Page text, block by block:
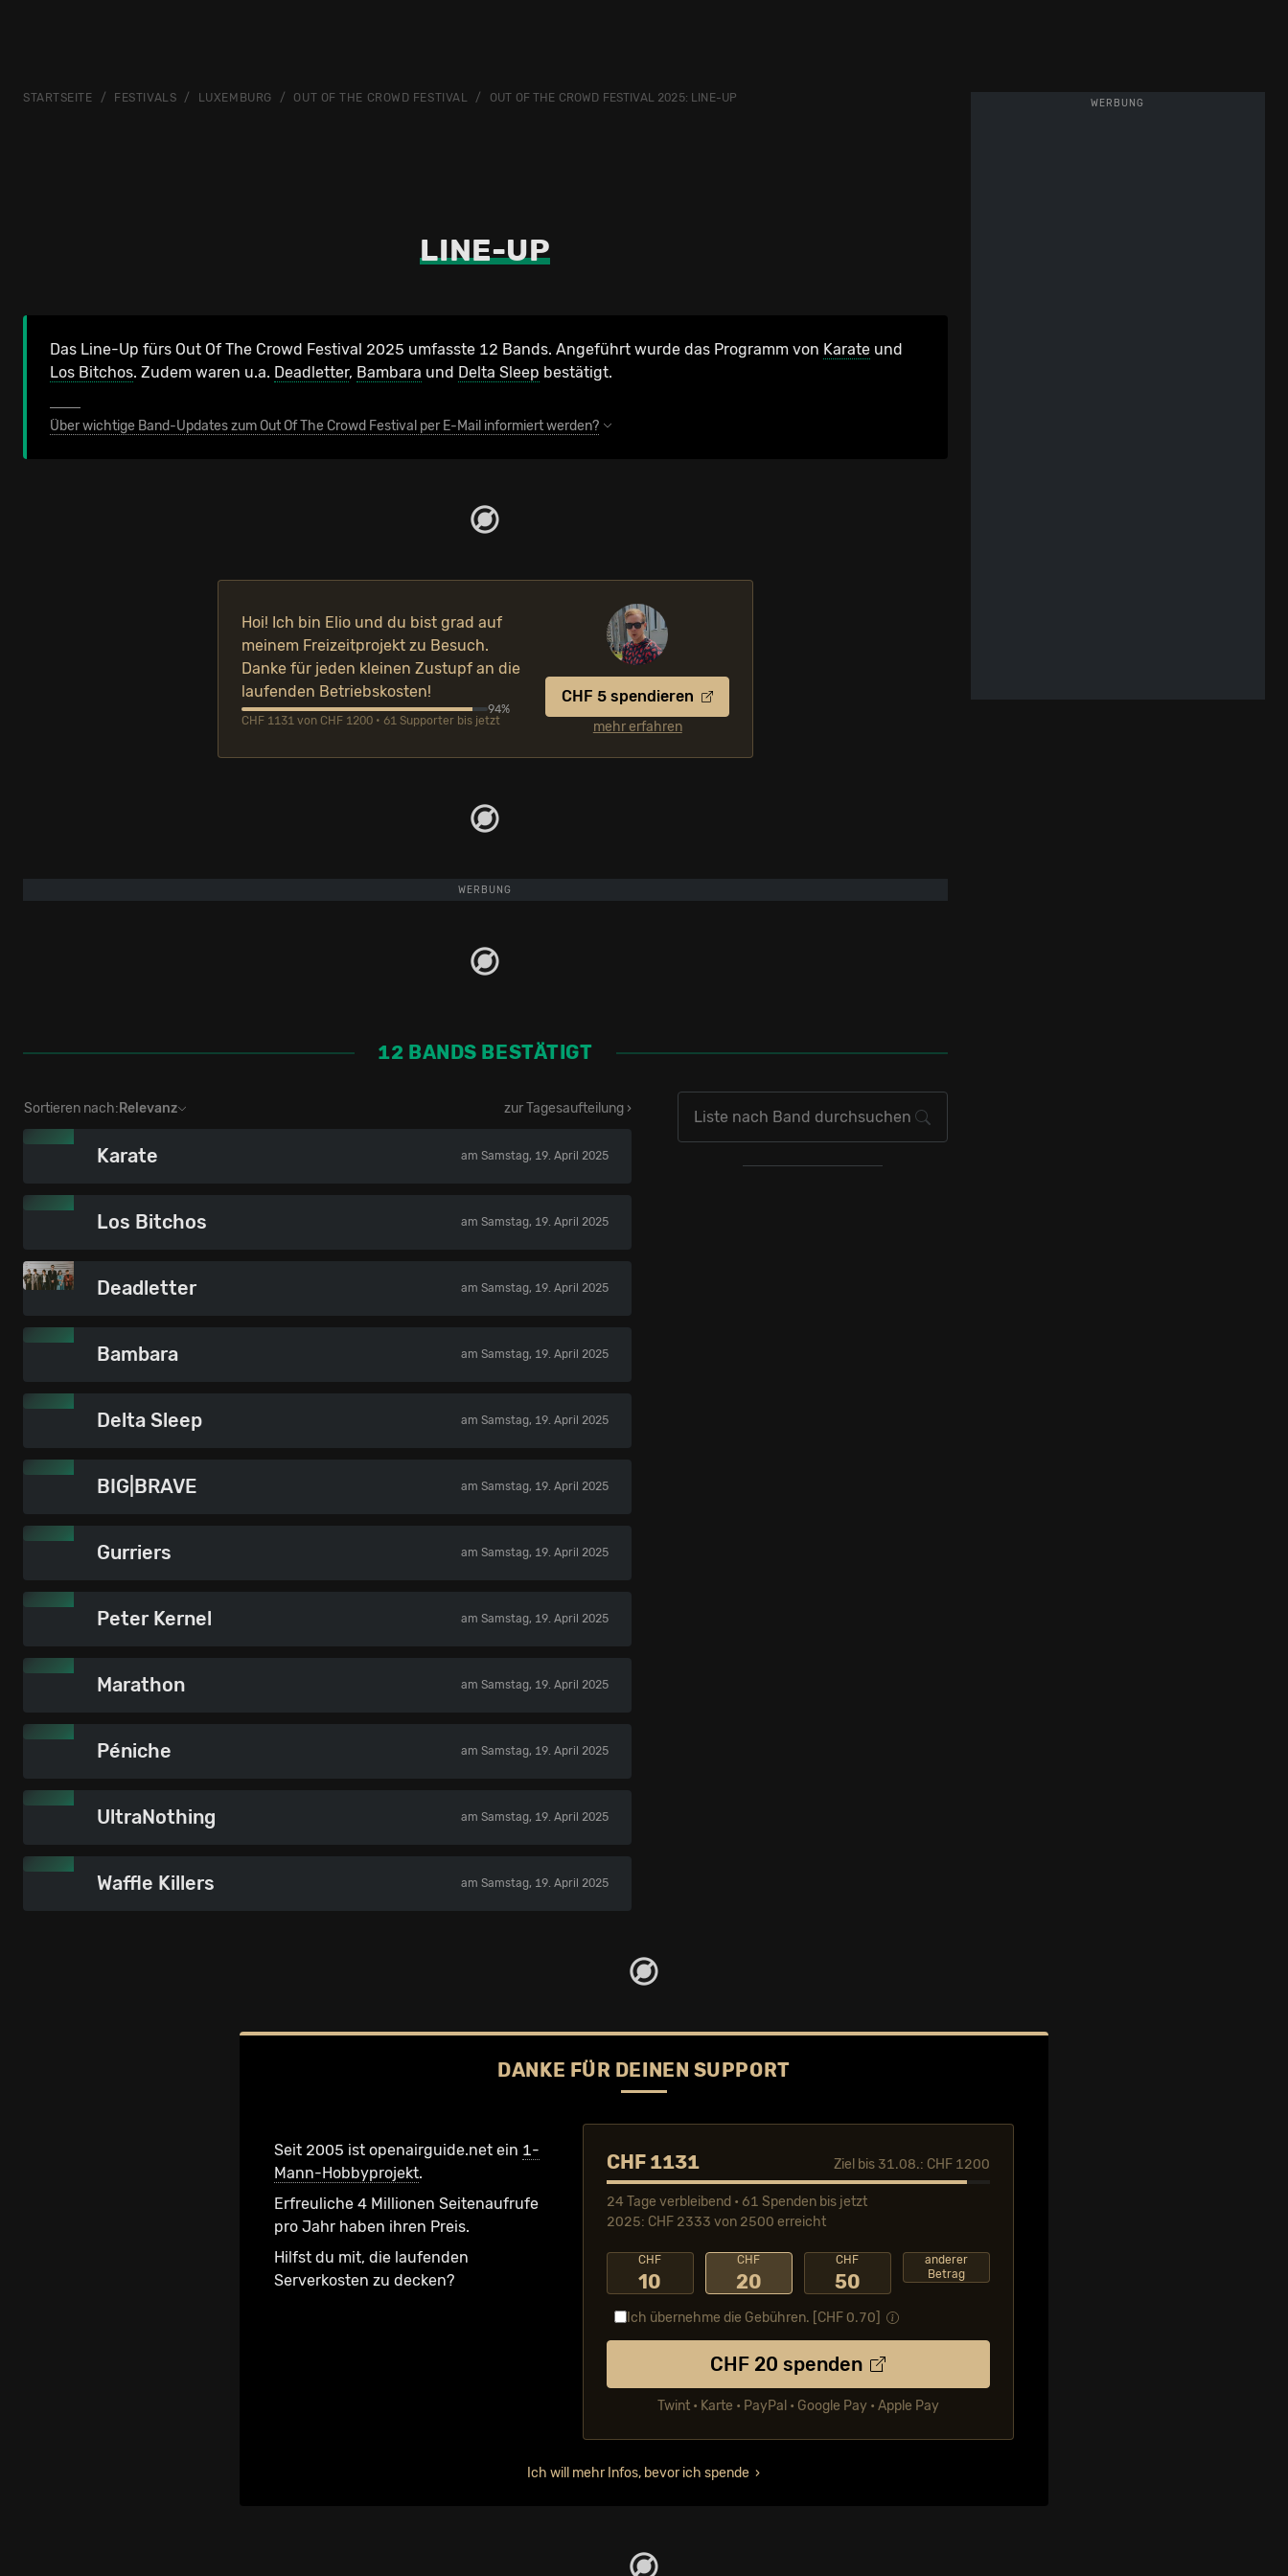
WERBUNG
STARTSEITE FESTIVALS LUXEMBURG OUT OF THE CROWD FESTIVAL OUT OF THE CROWD FESTIVAL 2025: LINE-UP
LINE-UP
Das Line-Up fürs Out Of The Crowd Festival 2025 umfasste 12 Bands. Angeführt wurde das Programm von Karate und
Los Bitchos. Zudem waren u.a. Deadletter, Bambara und Delta Sleep bestätigt.
Über wichtige Band-Updates zum Out Of The Crowd Festival per E-Mail informiert werden?
Hoi! Ich bin Elio und du bist grad auf
meinem Freizeitprojekt zu Besuch.
Danke für jeden kleinen Zustupf an die
laufenden Betriebskosten!
94%
CHF 1131 von CHF 1200 • 61 Supporter bis jetzt
CHF 5 spendieren
mehr erfahren
WERBUNG
12 BANDS BESTÄTIGT
Sortieren nach: Relevanz zur Tagesaufteilung ›
Karate am Samstag, 19. April 2025
Los Bitchos am Samstag, 19. April 2025
Deadletter am Samstag, 19. April 2025
Bambara am Samstag, 19. April 2025
Delta Sleep am Samstag, 19. April 2025
BIG|BRAVE am Samstag, 19. April 2025
Gurriers am Samstag, 19. April 2025
Peter Kernel am Samstag, 19. April 2025
Marathon am Samstag, 19. April 2025
Péniche am Samstag, 19. April 2025
UltraNothing am Samstag, 19. April 2025
Waffle Killers am Samstag, 19. April 2025
DANKE FÜR DEINEN SUPPORT
Seit 2005 ist openairguide.net ein 1-
Mann-Hobbyprojekt.
Erfreuliche 4 Millionen Seiten­aufrufe
pro Jahr haben ihren Preis.
Hilfst du mit, die laufenden
Serverkosten zu decken?
CHF 1131 Ziel bis 31.08.: CHF 1200
24 Tage verbleibend • 61 Spenden bis jetzt
2025: CHF 2333 von 2500 erreicht
CHF
10
CHF
20
CHF
50
anderer
Betrag
Ich übernehme die Gebühren. [CHF0.70
CHF 20 spenden
Twint • Karte • PayPal • Google Pay • Apple Pay
Ich will mehr Infos, bevor ich spende